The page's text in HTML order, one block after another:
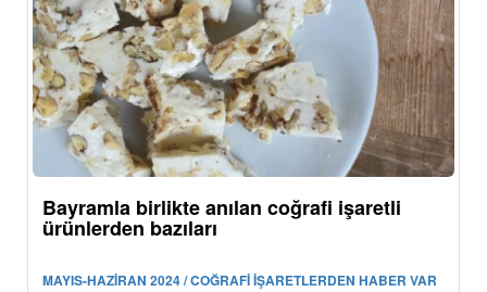
Bayramla birlikte anılan coğrafi işaretli
ürünlerden bazıları
MAYIS-HAZİRAN 2024 / COĞRAFİ İŞARETLERDEN HABER VAR